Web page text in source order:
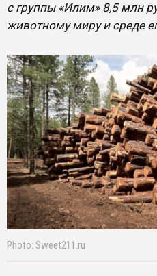
с группы «Илим» 8,5 млн
животному миру и среде
Photo: Sweet211.ru